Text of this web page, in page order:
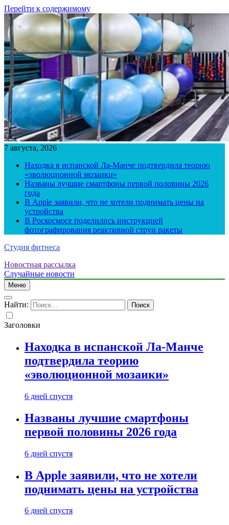
Перейти к содержимому
7 августа, 2026
Находка в испанской Ла-Манче подтвердила теорию
«эволюционной мозаики»
Названы лучшие смартфоны первой половины 2026
года
В Apple заявили, что не хотели поднимать цены на
устройства
В Роскосмосе поделились инструкцией
фотографирования реактивной струи ракеты
Студия фитнеса
Новостная рассылка
Случайные новости
Меню
Найти:
Заголовки
Находка в испанской Ла-Манче
подтвердила теорию
«эволюционной мозаики»
6 дней спустя
Названы лучшие смартфоны
первой половины 2026 года
6 дней спустя
В Apple заявили, что не хотели
поднимать цены на устройства
6 дней спустя